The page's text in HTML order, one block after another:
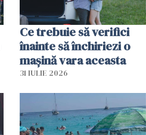
Ce trebuie să verifici
înainte să închiriezi o
mașină vara aceasta
31 IULIE 2026